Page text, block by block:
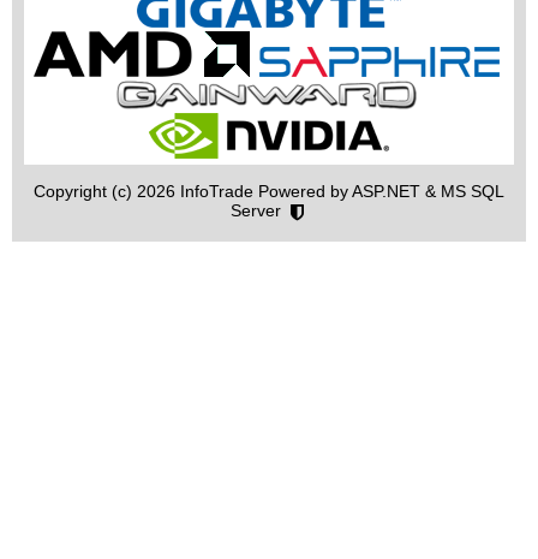
Copyright (c) 2026 InfoTrade Powered by ASP.NET & MS SQL
Server